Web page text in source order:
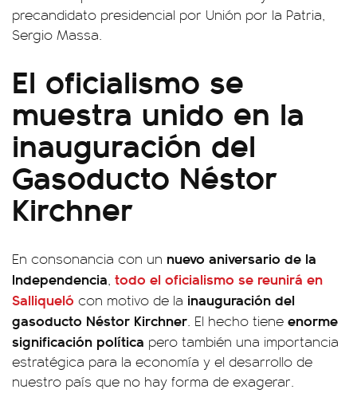
precandidato presidencial por Unión por la Patria,
Sergio Massa.
El oficialismo se
muestra unido en la
inauguración del
Gasoducto Néstor
Kirchner
En consonancia con un nuevo aniversario de la
Independencia, todo el oficialismo se reunirá en
Salliqueló con motivo de la inauguración del
gasoducto Néstor Kirchner. El hecho tiene enorme
significación política pero también una importancia
estratégica para la economía y el desarrollo de
nuestro país que no hay forma de exagerar.